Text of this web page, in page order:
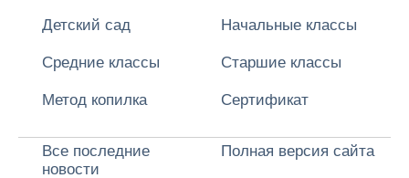
Детский сад Начальные классы
Средние классы Старшие классы
Метод копилка Сертификат
Все последние
новости
Полная версия сайта